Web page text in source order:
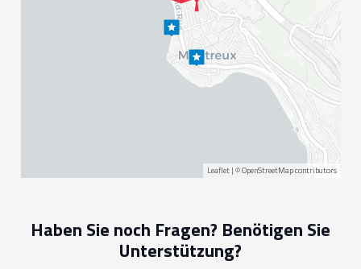
Leaflet| ©OpenStreetMapcontributors
Haben Sie noch Fragen? Benötigen Sie
Unterstützung?